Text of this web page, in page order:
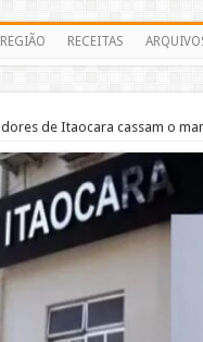
REGIÃO RECEITAS
de Itaocara cassam o